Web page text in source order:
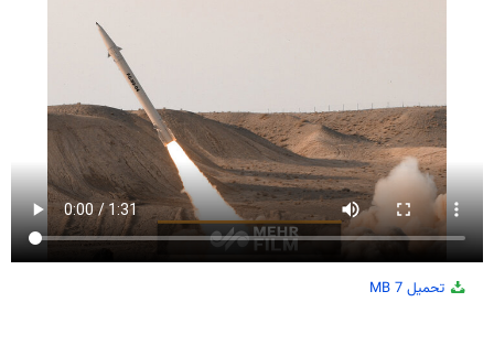
تحميل 7 MB